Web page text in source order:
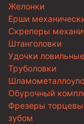
Желонки
Ерши
Скреперы
Штанголовки
Удочки ловильные
Труболовки
Обурочный
Фрезеры
зубом